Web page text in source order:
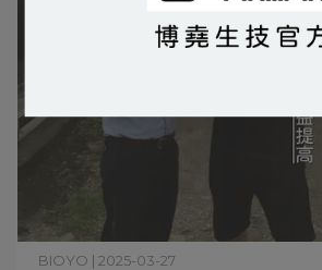
BIOYO | 2025-03-27